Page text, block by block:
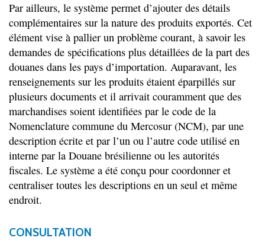
Par ailleurs, le système permet d’ajouter des détails
complémentaires sur la nature des produits exportés. Cet
élément vise à pallier un problème courant, à savoir les
demandes de spécifications plus détaillées de la part des
douanes dans les pays d’importation. Auparavant, les
renseignements sur les produits étaient éparpillés sur
plusieurs documents et il arrivait couramment que des
marchandises soient identifiées par le code de la
Nomenclature commune du Mercosur (NCM), par une
description écrite et par l’un ou l’autre code utilisé en
interne par la Douane brésilienne ou les autorités
fiscales. Le système a été conçu pour coordonner et
centraliser toutes les descriptions en un seul et même
endroit.
CONSULTATION